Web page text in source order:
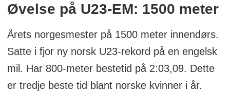
Øvelse på U23-EM: 1500 meter
Årets norgesmester på 1500 meter innendørs.
Satte i fjor ny norsk U23-rekord på en engelsk
mil. Har 800-meter bestetid på 2:03,09. Dette
er tredje beste tid blant norske kvinner i år.